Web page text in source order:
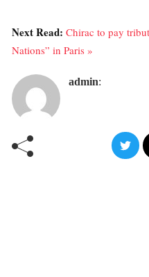
Next Read: Chirac to pay
Nations” in Paris »
admin: